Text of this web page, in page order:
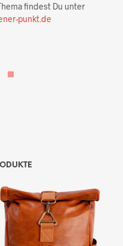
findest Du unter
punkt.de